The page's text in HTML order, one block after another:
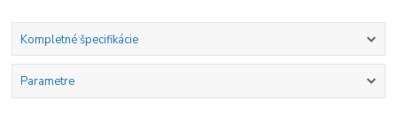
Kompletné špecifikácie
Parametre